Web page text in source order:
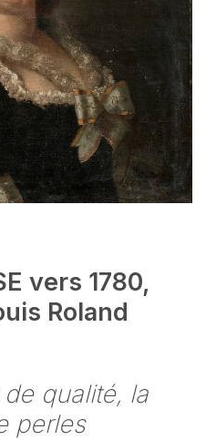
vers 1780,
Roland
qualité, la
perles